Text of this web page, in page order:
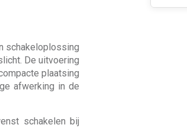
schakeloplossing
De uitvoering
plaatsing
afwerking in de
schakelen bij